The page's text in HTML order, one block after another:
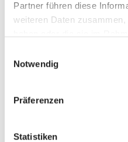
Partner führen diese
weiteren Daten
Notwendig
Präferenzen
Statistiken
Doppel-/franz. Bett ab 2